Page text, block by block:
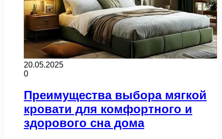
20.05.2025
0
Преимущества выбора мягкой
кровати для комфортного и
здорового сна дома